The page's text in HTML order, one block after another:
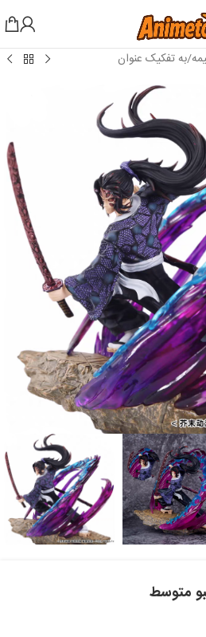
/به تفکیک عنوان
متوسط